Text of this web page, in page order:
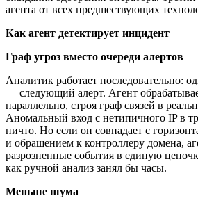
агента от всех предшествующих
Как агент детектирует инцидент
Граф угроз вместо очереди алертов
Аналитик работает последовательно:
— следующий алерт. Агент
параллельно, строя граф связей в
Аномальный вход с нетипичного IP в
ничто. Но если он совпадает с
и обращением к контроллеру домена,
разрозненные события в единую
как ручной анализ занял бы часы.
Меньше шума